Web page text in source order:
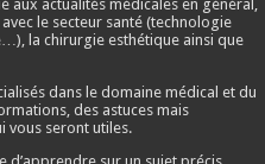
aux actualités médicales en général,
le secteur santé (technologie
la chirurgie esthétique ainsi que
dans le domaine médical et du
des astuces mais
vous seront utiles.